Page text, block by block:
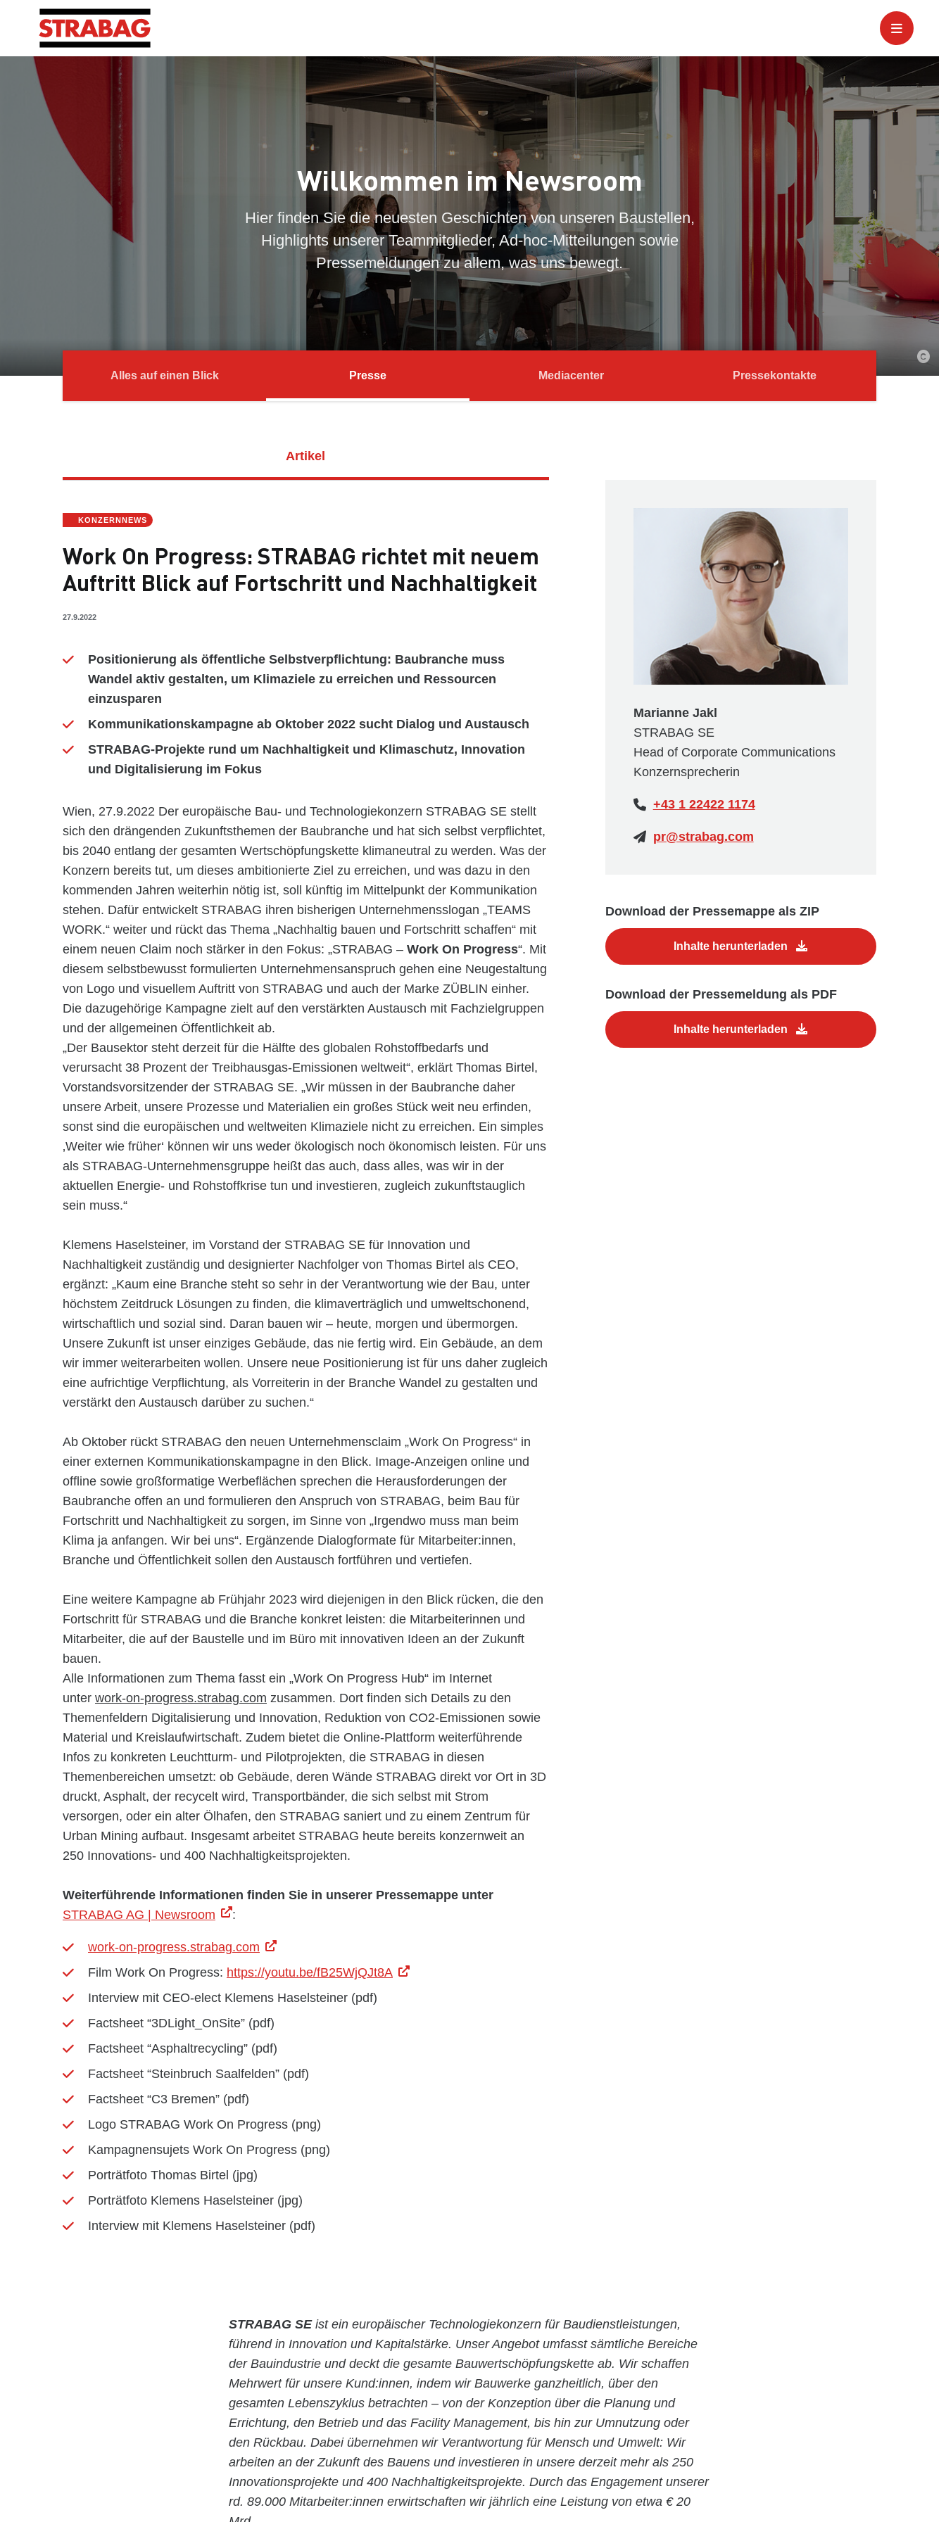
Willkommen im Newsroom
Hier finden Sie die neuesten Geschichten von unseren Baustellen,
Highlights unserer Teammitglieder, Ad-hoc-Mitteilungen sowie
Pressemeldungen zu allem, was uns bewegt.
Alles auf einen Blick Presse Mediacenter Pressekontakte
Artikel
KONZERNNEWS
Work On Progress: STRABAG richtet mit neuem
Auftritt Blick auf Fortschritt und Nachhaltigkeit
27.9.2022
Positionierung als öffentliche Selbstverpflichtung: Baubranche muss
Wandel aktiv gestalten, um Klimaziele zu erreichen und Ressourcen
einzusparen
Kommunikationskampagne ab Oktober 2022 sucht Dialog und Austausch
STRABAG-Projekte rund um Nachhaltigkeit und Klimaschutz, Innovation
und Digitalisierung im Fokus
Wien, 27.9.2022 Der europäische Bau- und Technologiekonzern STRABAG SE stellt
sich den drängenden Zukunftsthemen der Baubranche und hat sich selbst verpflichtet,
bis 2040 entlang der gesamten Wertschöpfungskette klimaneutral zu werden. Was der
Konzern bereits tut, um dieses ambitionierte Ziel zu erreichen, und was dazu in den
kommenden Jahren weiterhin nötig ist, soll künftig im Mittelpunkt der Kommunikation
stehen. Dafür entwickelt STRABAG ihren bisherigen Unternehmensslogan „TEAMS
WORK.“ weiter und rückt das Thema „Nachhaltig bauen und Fortschritt schaffen“ mit
einem neuen Claim noch stärker in den Fokus: „STRABAG – Work On Progress“. Mit
diesem selbstbewusst formulierten Unternehmensanspruch gehen eine Neugestaltung
von Logo und visuellem Auftritt von STRABAG und auch der Marke ZÜBLIN einher.
Die dazugehörige Kampagne zielt auf den verstärkten Austausch mit Fachzielgruppen
und der allgemeinen Öffentlichkeit ab.
„Der Bausektor steht derzeit für die Hälfte des globalen Rohstoffbedarfs und
verursacht 38 Prozent der Treibhausgas-Emissionen weltweit“, erklärt Thomas Birtel,
Vorstandsvorsitzender der STRABAG SE. „Wir müssen in der Baubranche daher
unsere Arbeit, unsere Prozesse und Materialien ein großes Stück weit neu erfinden,
sonst sind die europäischen und weltweiten Klimaziele nicht zu erreichen. Ein simples
‚Weiter wie früher‘ können wir uns weder ökologisch noch ökonomisch leisten. Für uns
als STRABAG-Unternehmensgruppe heißt das auch, dass alles, was wir in der
aktuellen Energie- und Rohstoffkrise tun und investieren, zugleich zukunftstauglich
sein muss.“
Klemens Haselsteiner, im Vorstand der STRABAG SE für Innovation und
Nachhaltigkeit zuständig und designierter Nachfolger von Thomas Birtel als CEO,
ergänzt: „Kaum eine Branche steht so sehr in der Verantwortung wie der Bau, unter
höchstem Zeitdruck Lösungen zu finden, die klimaverträglich und umweltschonend,
wirtschaftlich und sozial sind. Daran bauen wir – heute, morgen und übermorgen.
Unsere Zukunft ist unser einziges Gebäude, das nie fertig wird. Ein Gebäude, an dem
wir immer weiterarbeiten wollen. Unsere neue Positionierung ist für uns daher zugleich
eine aufrichtige Verpflichtung, als Vorreiterin in der Branche Wandel zu gestalten und
verstärkt den Austausch darüber zu suchen.“
Ab Oktober rückt STRABAG den neuen Unternehmensclaim „Work On Progress“ in
einer externen Kommunikationskampagne in den Blick. Image-Anzeigen online und
offline sowie großformatige Werbeflächen sprechen die Herausforderungen der
Baubranche offen an und formulieren den Anspruch von STRABAG, beim Bau für
Fortschritt und Nachhaltigkeit zu sorgen, im Sinne von „Irgendwo muss man beim
Klima ja anfangen. Wir bei uns“. Ergänzende Dialogformate für Mitarbeiter:innen,
Branche und Öffentlichkeit sollen den Austausch fortführen und vertiefen.
Eine weitere Kampagne ab Frühjahr 2023 wird diejenigen in den Blick rücken, die den
Fortschritt für STRABAG und die Branche konkret leisten: die Mitarbeiterinnen und
Mitarbeiter, die auf der Baustelle und im Büro mit innovativen Ideen an der Zukunft
bauen.
Alle Informationen zum Thema fasst ein „Work On Progress Hub“ im Internet
unter work-on-progress.strabag.com zusammen. Dort finden sich Details zu den
Themenfeldern Digitalisierung und Innovation, Reduktion von CO2-Emissionen sowie
Material und Kreislaufwirtschaft. Zudem bietet die Online-Plattform weiterführende
Infos zu konkreten Leuchtturm- und Pilotprojekten, die STRABAG in diesen
Themenbereichen umsetzt: ob Gebäude, deren Wände STRABAG direkt vor Ort in 3D
druckt, Asphalt, der recycelt wird, Transportbänder, die sich selbst mit Strom
versorgen, oder ein alter Ölhafen, den STRABAG saniert und zu einem Zentrum für
Urban Mining aufbaut. Insgesamt arbeitet STRABAG heute bereits konzernweit an
250 Innovations- und 400 Nachhaltigkeitsprojekten.
Weiterführende Informationen finden Sie in unserer Pressemappe unter
STRABAG AG | Newsroom
:
work-on-progress.strabag.com
Film Work On Progress: https://youtu.be/fB25WjQJt8A
Interview mit CEO-elect Klemens Haselsteiner (pdf)
Factsheet “3DLight_OnSite” (pdf)
Factsheet “Asphaltrecycling” (pdf)
Factsheet “Steinbruch Saalfelden” (pdf)
Factsheet “C3 Bremen” (pdf)
Logo STRABAG Work On Progress (png)
Kampagnensujets Work On Progress (png)
Porträtfoto Thomas Birtel (jpg)
Porträtfoto Klemens Haselsteiner (jpg)
Interview mit Klemens Haselsteiner (pdf)
Download der Pressemappe als ZIP
Inhalte herunterladen
Download der Pressemeldung als PDF
Inhalte herunterladen
Marianne Jakl
STRABAG SE
Head of Corporate Communications
Konzernsprecherin
+43 1 22422 1174
pr@strabag.com
STRABAG SE ist ein europäischer Technologiekonzern für Baudienstleistungen,
führend in Innovation und Kapitalstärke. Unser Angebot umfasst sämtliche Bereiche
der Bauindustrie und deckt die gesamte Bauwertschöpfungskette ab. Wir schaffen
Mehrwert für unsere Kund:innen, indem wir Bauwerke ganzheitlich, über den
gesamten Lebenszyklus betrachten – von der Konzeption über die Planung und
Errichtung, den Betrieb und das Facility Management, bis hin zur Umnutzung oder
den Rückbau. Dabei übernehmen wir Verantwortung für Mensch und Umwelt: Wir
arbeiten an der Zukunft des Bauens und investieren in unsere derzeit mehr als 250
Innovationsprojekte und 400 Nachhaltigkeitsprojekte. Durch das Engagement unserer
rd. 89.000 Mitarbeiter:innen erwirtschaften wir jährlich eine Leistung von etwa € 20